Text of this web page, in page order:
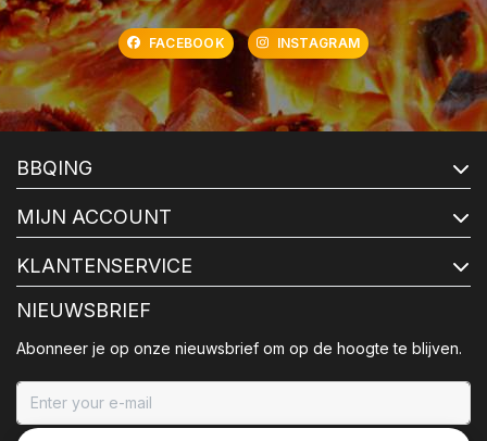
FACEBOOK INSTAGRAM
BBQING
MIJN ACCOUNT
KLANTENSERVICE
NIEUWSBRIEF
Abonneer je op onze nieuwsbrief om op de hoogte te blijven.